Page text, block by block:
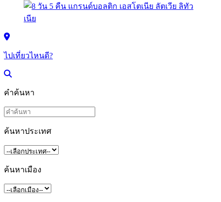
ไปเที่ยวไหนดี?
คำค้นหา
ค้นหาประเทศ
ค้นหาเมือง